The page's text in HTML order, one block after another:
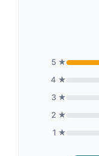
5 ★
4 ★
3 ★
2 ★
1 ★